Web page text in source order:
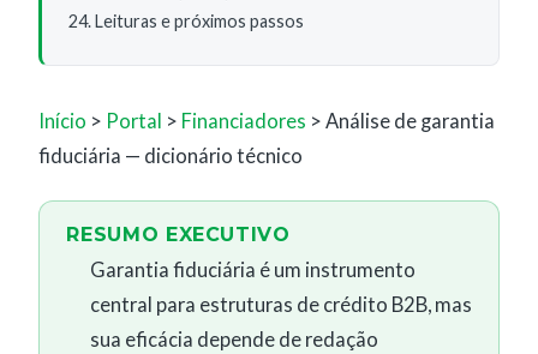
Leituras e próximos passos
Início > Portal > Financiadores > Análise de garantia
fiduciária — dicionário técnico
RESUMO EXECUTIVO
Garantia fiduciária é um instrumento
central para estruturas de crédito B2B, mas
sua eficácia depende de redação